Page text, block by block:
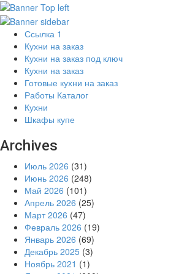
Ссылка 1
Кухни на заказ
Кухни на заказ под ключ
Кухни на заказ
Готовые кухни на заказ
Работы Каталог
Кухни
Шкафы купе
Archives
Июль 2026 (31)
Июнь 2026 (248)
Май 2026 (101)
Апрель 2026 (25)
Март 2026 (47)
Февраль 2026 (19)
Январь 2026 (69)
Декабрь 2025 (3)
Ноябрь 2021 (1)